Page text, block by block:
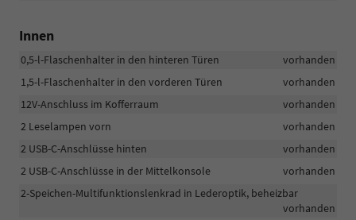
Innen
0,5-l-Flaschenhalter in den hinteren Türen
vorhanden
1,5-l-Flaschenhalter in den vorderen Türen
vorhanden
12V-Anschluss im Kofferraum
vorhanden
2 Leselampen vorn
vorhanden
2 USB-C-Anschlüsse hinten
vorhanden
2 USB-C-Anschlüsse in der Mittelkonsole
vorhanden
2-Speichen-Multifunktionslenkrad in Lederoptik, beheizbar
vorhanden